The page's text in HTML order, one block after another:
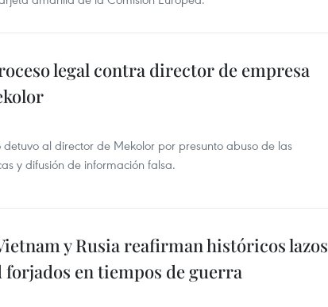
legal contra director de empresa
detuvo al director de Mekolor por presunto abuso de las
y difusión de información falsa.
y Rusia reafirman históricos lazos
en tiempos de guerra